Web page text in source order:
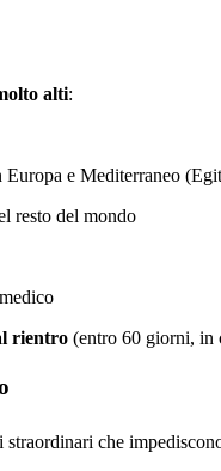
alti:
Europa e Mediterraneo
resto del mondo
rientro (entro 60 giorni, in
straordinari che